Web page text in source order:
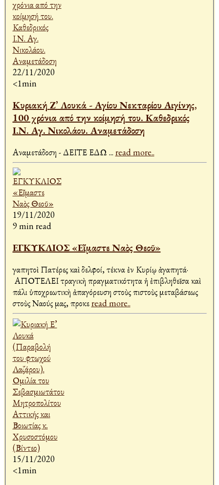
22/11/2020
<1min
Κυριακή Ζ’ Λουκά - Αγίου Νεκταρίου Αιγίνης,
100 χρόνια από την κοίμησή του. Καθεδρικός
Ι.Ν. Αγ. Νικολάου. Αναμετάδοση
Αναμετάδοση - ΔΕΙΤΕ ΕΔΩ ... read more..
19/11/2020
9 min read
ΕΓΚΥΚΛΙΟΣ «Εἴμαστε Ναὸς Θεοῦ»
Ἀγαπητοὶ Πατέρες καὶ Ἀδελφοί, τέκνα ἐν Κυρίῳ ἀγαπητά·
ΑΠΟΤΕΛΕΙ τραγικὴ πραγματικότητα ἡ ἐπιβληθεῖσα καὶ
πάλι ὑποχρεωτικὴ ἀπαγόρευση στοὺς πιστοὺς μεταβάσεως
στοὺς Ναούς μας, προκεread more..
15/11/2020
<1min